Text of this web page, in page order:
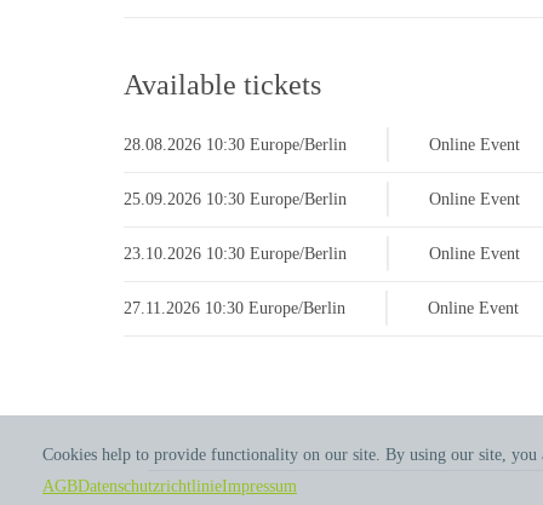
Available tickets
28.08.2026 10:30 Europe/Berlin Online Event
25.09.2026 10:30 Europe/Berlin Online Event
23.10.2026 10:30 Europe/Berlin Online Event
27.11.2026 10:30 Europe/Berlin Online Event
Cookies help to provide functionality on our site. By using our site,
AGBDatenschutzrichtlinieImpressum